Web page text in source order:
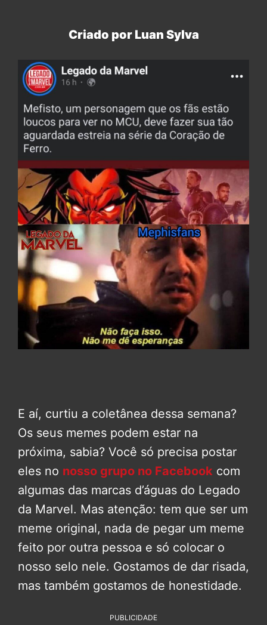
Criado por Luan Sylva
E aí, curtiu a coletânea dessa semana?
Os seus memes podem estar na
próxima, sabia? Você só precisa postar
eles no nosso grupo no Facebook com
algumas das marcas d’águas do Legado
da Marvel. Mas atenção: tem que ser um
meme original, nada de pegar um meme
feito por outra pessoa e só colocar o
nosso selo nele. Gostamos de dar risada,
mas também gostamos de honestidade.
PUBLICIDADE